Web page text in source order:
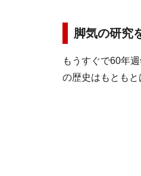
脚気の研究
もうすぐで60年
の歴史はもともと